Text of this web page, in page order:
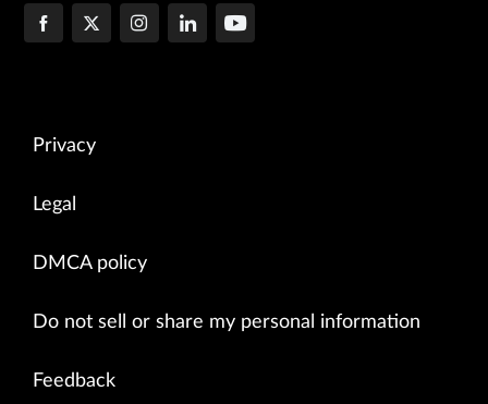
Privacy
Legal
DMCA policy
Do not sell or share my personal information
Feedback